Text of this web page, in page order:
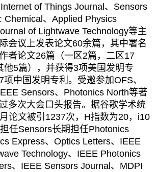
of Things Journal、 Sensors
Chemical、 Applied Physics
of Lightwave Technology等主
会议上发表论文60余篇，其中署名
者论文26篇（一区2篇，二区17
他5篇），并获得3项美国发明专
7项中国发明专利。受邀参加OFS、
Sensors、 Photonics North等著
多次大会口头报告。据谷歌学术统
论文被引 1237次， H指数为20， i10
任Sensors长期担任Photonics
Express、 Optics Letters、 IEEE
Technology、 IEEE Photonics
、 IEEE Sensors Journal、 MDPI